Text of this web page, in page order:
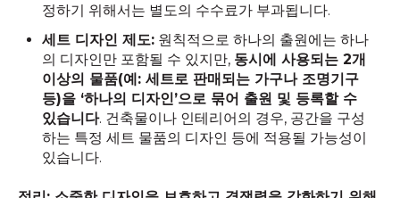
정하기 위해서는 별도의 수수료가 부과됩니다.
세트 디자인 제도: 원칙적으로 하나의 출원에는 하나
의 디자인만 포함될 수 있지만, 동시에 사용되는 2개
이상의 물품(예: 세트로 판매되는 가구나 조명기구
등)을 ‘하나의 디자인’으로 묶어 출원 및 등록할 수
있습니다. 건축물이나 인테리어의 경우, 공간을 구성
하는 특정 세트 물품의 디자인 등에 적용될 가능성이
있습니다.